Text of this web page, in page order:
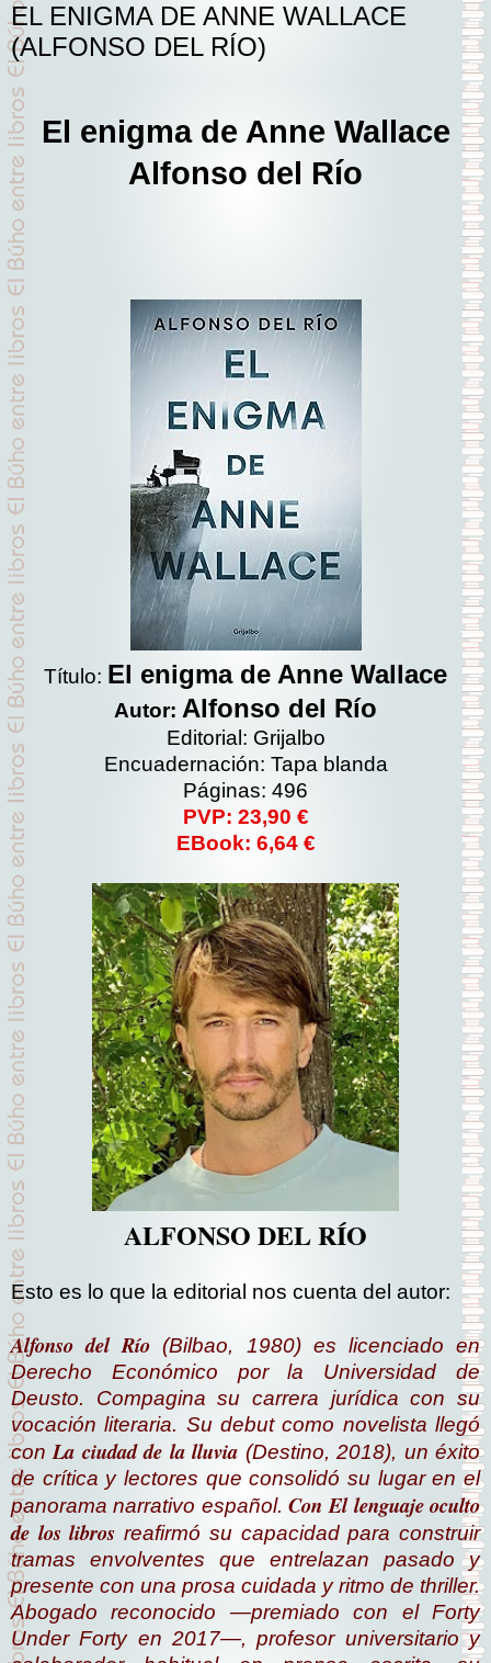
EL ENIGMA DE ANNE WALLACE
(ALFONSO DEL RÍO)
El enigma de Anne Wallace
Alfonso del Río
Título: El enigma de Anne Wallace
Autor: Alfonso del Río
Editorial: Grijalbo
Encuadernación: Tapa blanda
Páginas: 496
PVP: 23,90 €
EBook: 6,64 €
ALFONSO DEL RÍO
Esto es lo que la editorial nos cuenta del autor:
Alfonso del Río (Bilbao, 1980) es licenciado en
Derecho Económico por la Universidad de
Deusto. Compagina su carrera jurídica con su
vocación literaria. Su debut como novelista llegó
con La ciudad de la lluvia (Destino, 2018), un éxito
de crítica y lectores que consolidó su lugar en el
panorama narrativo español. Con El lenguaje oculto
de los libros reafirmó su capacidad para construir
tramas envolventes que entrelazan pasado y
presente con una prosa cuidada y ritmo de thriller.
Abogado reconocido —premiado con el Forty
Under Forty en 2017—, profesor universitario y